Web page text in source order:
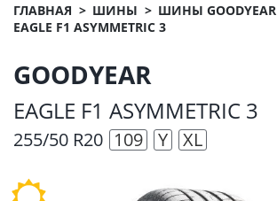
ГЛАВНАЯ ШИНЫ
ШИНЫ GOODYEAR
EAGLE F1 ASYMMETRIC 3
GOODYEAR
EAGLE F1 ASYMMETRIC 3
255/50 R20 109 Y XL